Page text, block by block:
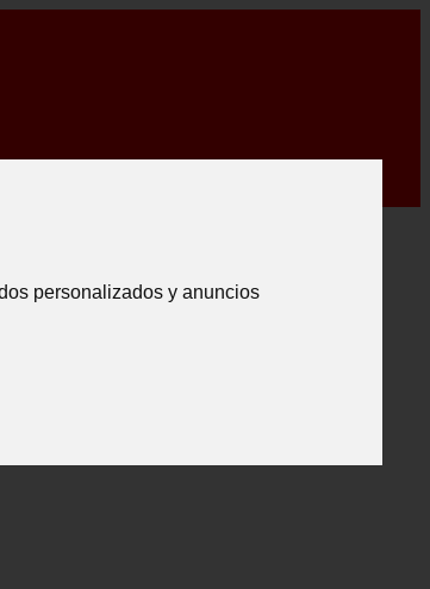
personalizados y anuncios